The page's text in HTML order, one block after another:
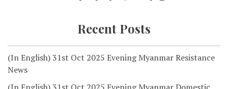
Recent Posts
(In English) 31st Oct 2025 Evening Myanmar Resistance
News